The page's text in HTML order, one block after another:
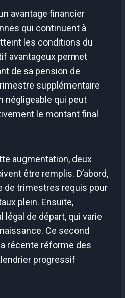
avantage financier
qui continuent à
les conditions du
avantageux permet
de sa pension de
supplémentaire
négligeable qui peut
le montant final
augmentation, deux
être remplis. D’abord,
de trimestres requis pour
plein. Ensuite,
légal de départ, qui varie
Ce second
récente réforme des
progressif